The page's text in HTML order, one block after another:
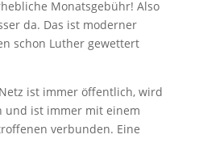
Monatsgebühr! Also
da. Das ist moderner
schon Luther gewettert
ist immer öffentlich, wird
und ist immer mit einem
verbunden. Eine